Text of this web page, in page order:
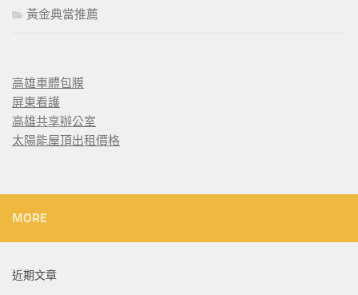
黃金典當推薦
高雄車體包膜
屏東看護
高雄共享辦公室
太陽能屋頂出租價格
MORE
近期文章